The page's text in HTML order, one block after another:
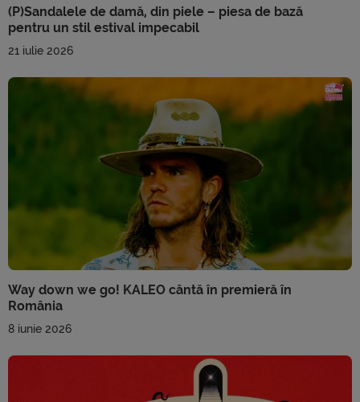
(P)Sandalele de damă, din piele – piesa de bază
pentru un stil estival impecabil
21 iulie 2026
Way down we go! KALEO cântă în premieră în
România
8 iunie 2026